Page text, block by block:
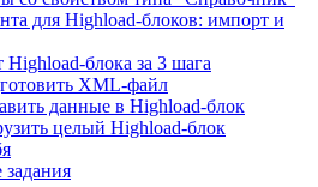
для Highload-блоков: импорт и
Highload-блока за 3 шага
XML-файл
данные в Highload-блок
целый Highload-блок